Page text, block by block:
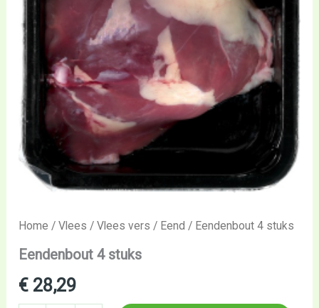
Home /Vlees /Vlees vers / Eend / Eendenbout 4 stuks
Eendenbout 4 stuks
€ 28,29